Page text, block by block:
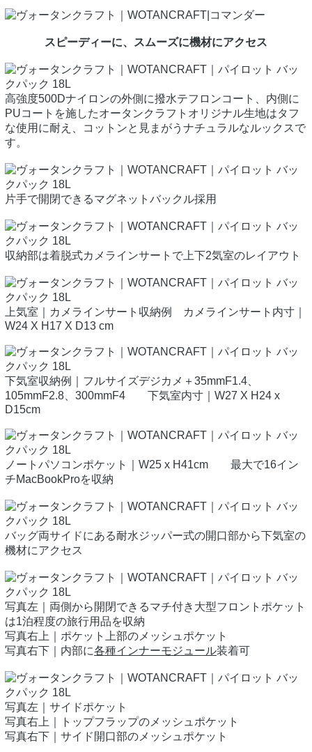
スピーディーに、スムーズに機材にアクセス
高強度500Dナイロンの外側に撥水テフロンコート、内側に
PUコートを施したオータンクラフトオリジナル生地はタフ
な使用に耐え、コットンと見まがうナチュラルなルックスで
す。
片手で開閉できるマグネットバックル採用
収納部は着脱式カメラインサートで上下2気室のレイアウト
上気室｜カメラインサート収納例 カメラインサート内寸｜
W24 X H17 X D13 cm
下気室収納例｜フルサイズデジカメ＋35mmF1.4、
105mmF2.8、300mmF4 下気室内寸｜W27 X H24 x
D15cm
ノートパソコンポケット｜W25 x H41cm 最大で16イン
チMacBookProを収納
バッグ両サイドにある耐水ジッパー式の開口部から下気室の
機材にアクセス
写真左｜両側から開閉できるマチ付き大型フロントポケット
は1泊程度の旅行用品を収納
写真右上｜ポケット上部のメッシュポケット
写真右下｜内部に各種インナーモジュール装着可
写真左｜サイドポケット
写真右上｜トップフラップのメッシュポケット
写真右下｜サイド開口部のメッシュポケット